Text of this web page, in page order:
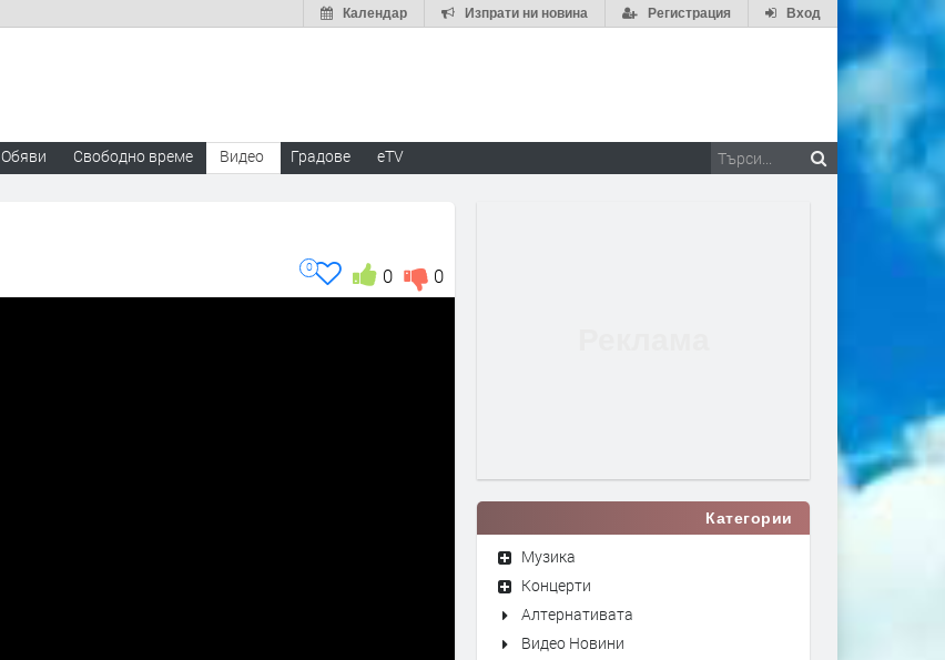
Вход
Регистрация
Изпрати ни новина
Календар
Обяви Свободно време Видео Градове eTV
0
0
0
Категории
Музика
Концерти
Алтернативата
Видео Новини